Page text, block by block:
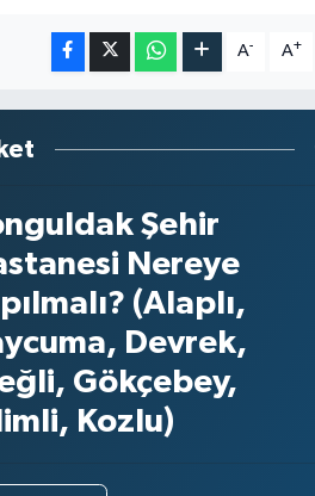
A- A+
Şehir
Nereye
(Alaplı,
Devrek,
Gökçebey,
Kozlu)